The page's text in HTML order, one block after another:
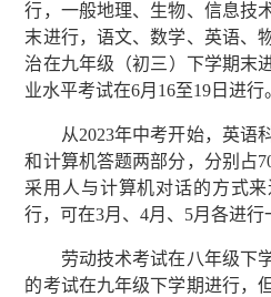
行，一般地理、生物、信息技
末进行，语文、数学、英语、
治在九年级（初三）下学期末
业水平考试在6月16至19日进行
从2023年中考开始，英语
和计算机答题两部分，分别占
采用人与计算机对话的方式
行，可在3月、4月、5月各进行
劳动技术考试在八年级下学
的考试在九年级下学期进行，